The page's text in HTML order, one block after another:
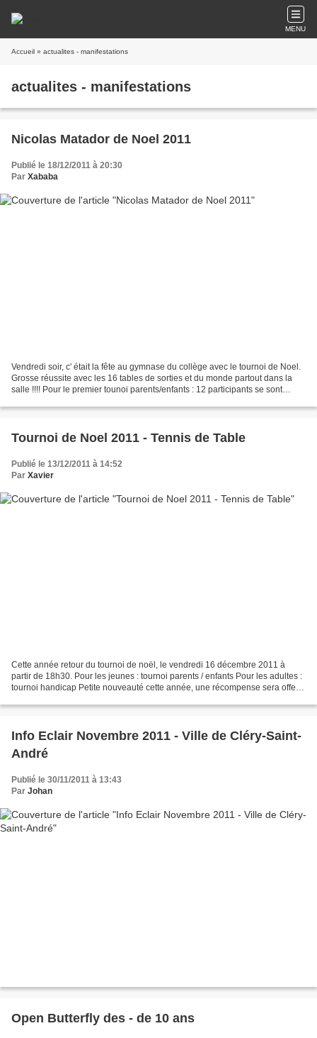
MENU
Accueil » actualites - manifestations
actualites - manifestations
Nicolas Matador de Noel 2011
Publié le 18/12/2011 à 20:30
Par Xababa
Vendredi soir, c' était la fête au gymnase du collège avec le tournoi de Noel.
Grosse réussite avec les 16 tables de sorties et du monde partout dans la
salle !!!! Pour le premier tounoi parents/enfants : 12 participants se sont
Tournoi de Noel 2011 - Tennis de Table
Publié le 13/12/2011 à 14:52
Par Xavier
Cette année retour du tournoi de noël, le vendredi 16 décembre 2011 à
partir de 18h30. Pour les jeunes : tournoi parents / enfants Pour les adultes :
tournoi handicap Petite nouveauté cette année, une récompense sera offerte
Info Eclair Novembre 2011 - Ville de Cléry-Saint-
André
Publié le 30/11/2011 à 13:43
Par Johan
Open Butterfly des - de 10 ans